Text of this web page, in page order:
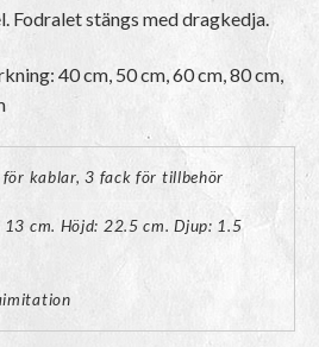
stängs med dragkedja.
40 cm, 50 cm, 60 cm, 80 cm,
för kablar, 3 fack för tillbehör
13 cm. Höjd: 22.5 cm. Djup: 1.5